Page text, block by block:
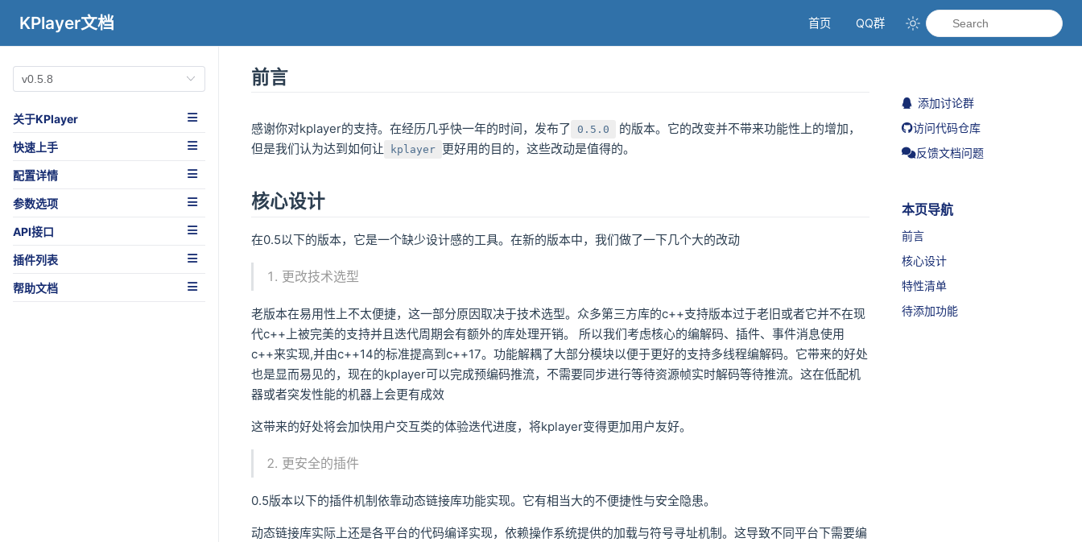
KPlayer文档 首页 QQ群
关于KPlayer
快速上手
配置详情
参数选项
API接口
插件列表
帮助文档
前言
感谢你对kplayer的支持。在经历几乎快一年的时间，发布了 0.5.0
的版本。它的改变并不带来功能性上的增加，
但是我们认为达到如何让
kplayer 更好用的目的，这些改动是值得的。
核心设计
在0.5以下的版本，它是一个缺少设计感的工具。在新的版本中，我们做了一下几个大的改动
更改技术选型
老版本在易用性上不太便捷，这一部分原因取决于技术选型。众多第三方库的c++支持版本过于老旧或者它并不在现
代c++上被完美的支持并且迭代周期会有额外的库处理开销。 所以我们考虑核心的编解码、插件、事件消息使用
c++来实现,并由c++14的标准提高到c++17。功能解耦了大部分模块以便于更好的支持多线程编解码。它带来的好处
也是显而易见的，现在的kplayer可以完成预编码推流，不需要同步进行等待资源帧实时解码等待推流。这在低配机
器或者突发性能的机器上会更有成效
这带来的好处将会加快用户交互类的体验迭代进度，将kplayer变得更加用户友好。
更安全的插件
0.5版本以下的插件机制依靠动态链接库功能实现。它有相当大的不便捷性与安全隐患。
动态链接库实际上还是各平台的代码编译实现，依赖操作系统提供的加载与符号寻址机制。这导致不同平台下需要编
添加讨论群
访问代码仓库
反馈文档问题
本页导航
前言
核心设计
特性清单
待添加功能